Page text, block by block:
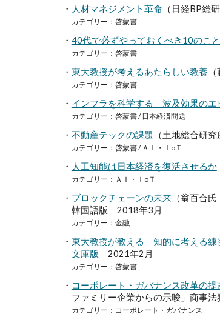
・ 人材マネジメント革命 （日経BP総
カテゴリー：啓蒙書
・ 40代で必ずやっておくべき10のこと
カテゴリー：啓蒙書
・ 東大教授が考えるあたらしい教養
カテゴリー：啓蒙書
・ インフラを科学する―波及効果のエ
カテゴリー：啓蒙書 / 日本経済問題
・ 不動産テックの課題 （土地総合研
カテゴリー：啓蒙書 / ＡＩ・ＩoＴ
・ 人工知能は日本経済を復活させるか
カテゴリー：ＡＩ・ＩoＴ
・ ブロックチェーンの未来（翁百合氏
韓国語版 2018年3月
カテゴリー：金融
・ 東大教授が教える 知的に考える練
文庫版 2021年2月
カテゴリー：啓蒙書
・ コーポレート・ガバナンス改革の提
―ファミリー企業からの示唆」商事法
カテゴリー：コーポレート・ガバナンス